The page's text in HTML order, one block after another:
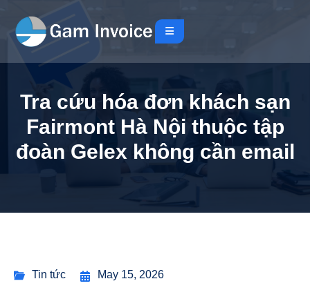
Tra cứu hóa đơn khách sạn
Fairmont Hà Nội thuộc tập
đoàn Gelex không cần email
Tin tức May 15, 2026